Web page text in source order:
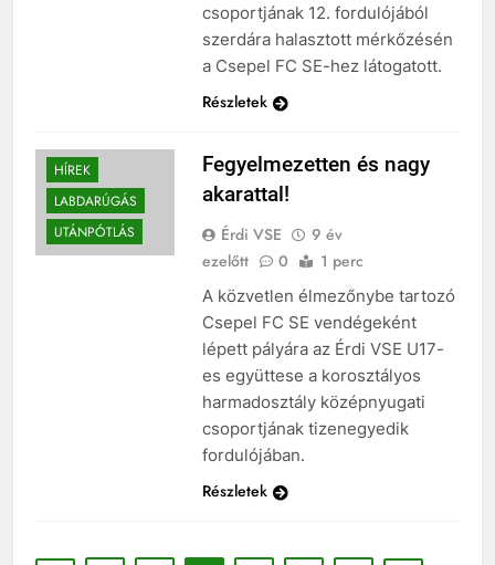
csoportjának 12. fordulójából
szerdára halasztott mérkőzésén
a Csepel FC SE-hez látogatott.
Részletek
HÍREK
LABDARÚGÁS
UTÁNPÓTLÁS
Fegyelmezetten és nagy
akarattal!
Érdi VSE
9 év
ezelőtt
0 1 perc
A közvetlen élmezőnybe tartozó
Csepel FC SE vendégeként
lépett pályára az Érdi VSE U17-
es együttese a korosztályos
harmadosztály középnyugati
csoportjának tizenegyedik
fordulójában.
Részletek